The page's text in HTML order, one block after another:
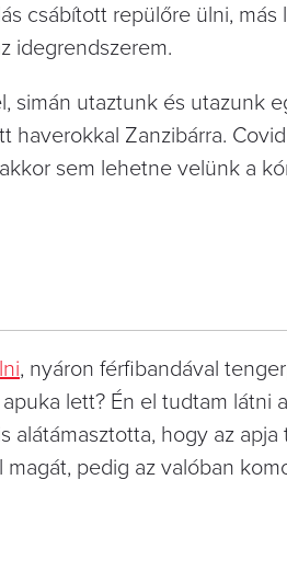
csábított repülőre ülni, más
idegrendszerem.
simán utaztunk és utazunk
haverokkal Zanzibárra.
sem lehetne velünk a
, nyáron férfibandával
lett? Én el tudtam látni
alátámasztotta, hogy az apja
pedig az valóban